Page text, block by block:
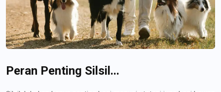
Peran Penting Silsil...